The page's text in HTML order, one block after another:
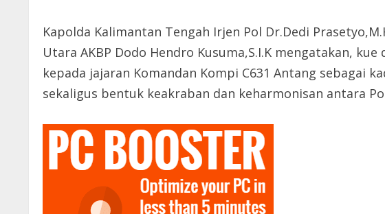
Kapolda Kalimantan Tengah Irjen Pol Dr.Dedi
Utara AKBP Dodo Hendro Kusuma,S.I.K mengatakan,
kepada jajaran Komandan Kompi C631 Antang sebagai
sekaligus bentuk keakraban dan keharmonisan antara